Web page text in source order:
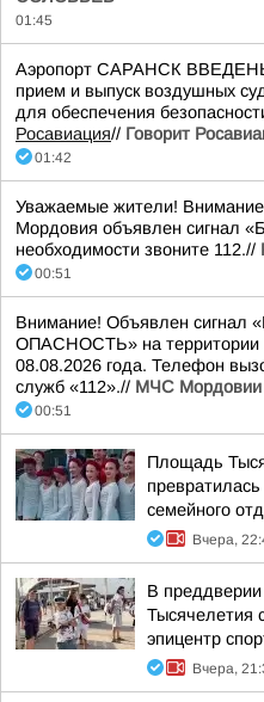
01:45
Аэропорт САРАНСК ВВЕДЕНЫ
прием и выпуск воздушных
для обеспечения
Росавиация// Говорит
01:42
Уважаемые жители!
Мордовия объявлен сигнал
необходимости звоните 112.//
00:51
Внимание! Объявлен
ОПАСНОСТЬ» на территории
08.08.2026 года. Телефон
служб «112».// МЧС Мордовии
00:51
Площадь
семейного
Вчера,
В
Тысячелетия
эпицентр
Вчера,